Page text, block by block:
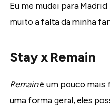
Eu me mudei para
muito a falta da minha
Stay x Remain
Remainé um pouco mais
uma forma geral, eles